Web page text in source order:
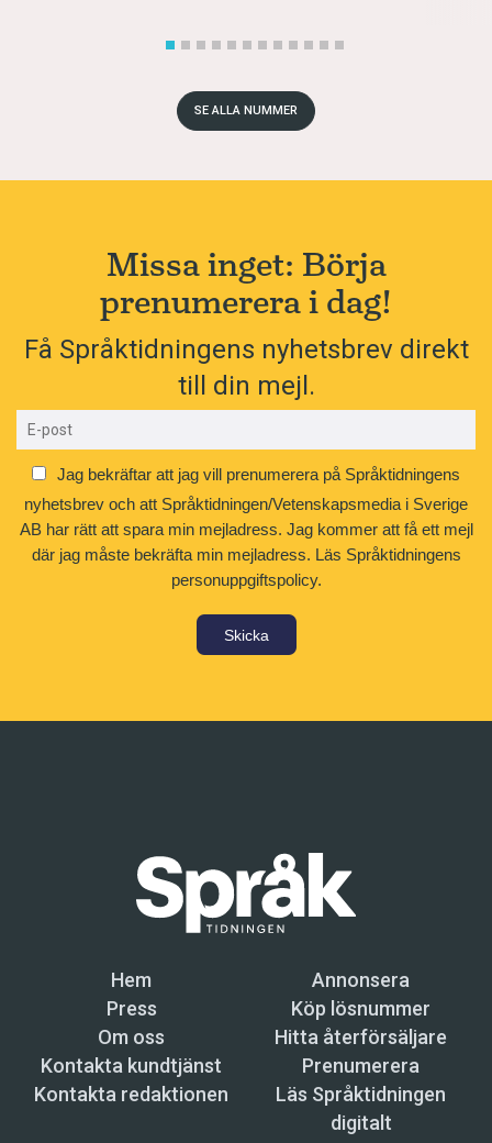
SE ALLA NUMMER
Missa inget: Börja
prenumerera i dag!
Få Språktidningens nyhetsbrev direkt
till din mejl.
Jag bekräftar att jag vill prenumerera på Språktidningens
nyhetsbrev och att Språktidningen/Vetenskapsmedia i Sverige
AB har rätt att spara min mejladress. Jag kommer att få ett mejl
där jag måste bekräfta min mejladress. Läs Språktidningens
personuppgiftspolicy.
Skicka
Hem
Annonsera
Press
Köp lösnummer
Om oss
Hitta återförsäljare
Kontakta kundtjänst
Prenumerera
Kontakta redaktionen
Läs Språktidningen
digitalt